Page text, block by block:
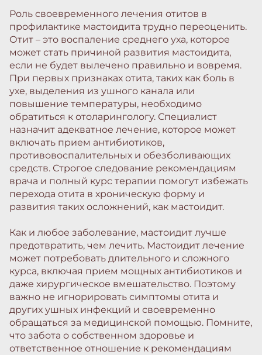
Роль своевременного лечения отитов в
профилактике мастоидита трудно переоценить.
Отит – это воспаление среднего уха, которое
может стать причиной развития мастоидита,
если не будет вылечено правильно и вовремя.
При первых признаках отита, таких как боль в
ухе, выделения из ушного канала или
повышение температуры, необходимо
обратиться к отоларингологу. Специалист
назначит адекватное лечение, которое может
включать прием антибиотиков,
противовоспалительных и обезболивающих
средств. Строгое следование рекомендациям
врача и полный курс терапии помогут избежать
перехода отита в хроническую форму и
развития таких осложнений, как мастоидит.
Как и любое заболевание, мастоидит лучше
предотвратить, чем лечить. Мастоидит лечение
может потребовать длительного и сложного
курса, включая прием мощных антибиотиков и
даже хирургическое вмешательство. Поэтому
важно не игнорировать симптомы отита и
других ушных инфекций и своевременно
обращаться за медицинской помощью. Помните,
что забота о собственном здоровье и
ответственное отношение к рекомендациям